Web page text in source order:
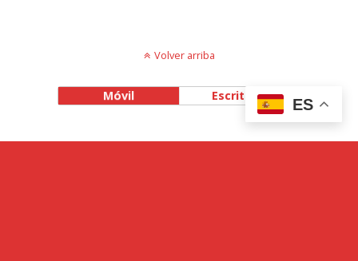
Volver arriba
Móvil Escritorio
ES